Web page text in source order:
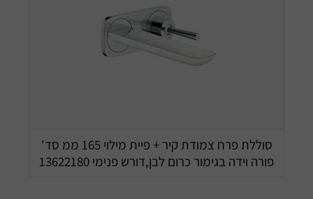
סוללת פרח צמודת קיר + פיית מילוי 165 ממ סד'
פורה וידה בגימור כרום לבן,דורש פנימי 13622180